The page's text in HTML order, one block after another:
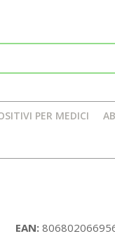
PER MEDICI
EAN: